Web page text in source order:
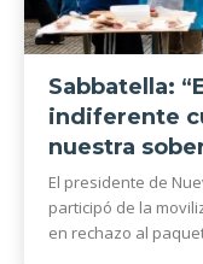
Sabbatella:
indiferente
nuestra
El presidente de
participó de la
en rechazo al